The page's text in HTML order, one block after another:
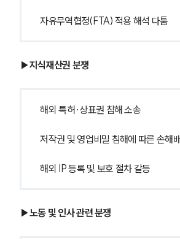
자유무역협정(FTA) 적용 해석 다툼
▶지식재산권 분쟁
해외 특허·상표권 침해 소송
저작권 및 영업비밀 침해에 따른 손해
해외 IP 등록 및 보호 절차 갈등
▶노동 및 인사 관련 분쟁